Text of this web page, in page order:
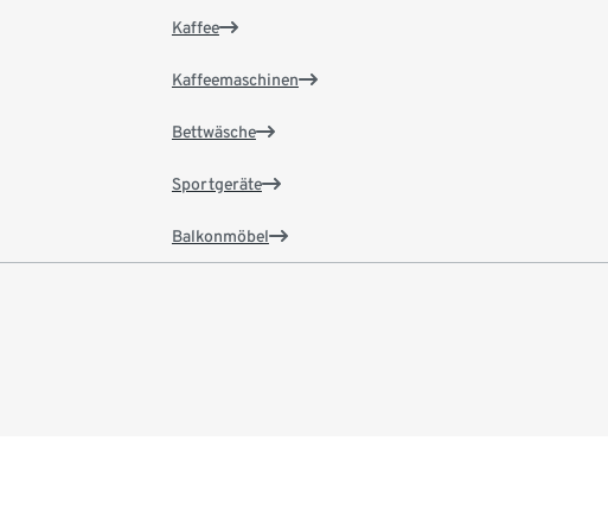
Kaffee
Kaffeemaschinen
Bettwäsche
Sportgeräte
Balkonmöbel